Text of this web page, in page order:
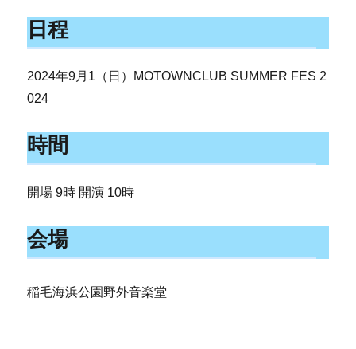
日程
2024年9月1（日）MOTOWNCLUB SUMMER FES 2
024
時間
開場 9時 開演 10時
会場
稲毛海浜公園野外音楽堂